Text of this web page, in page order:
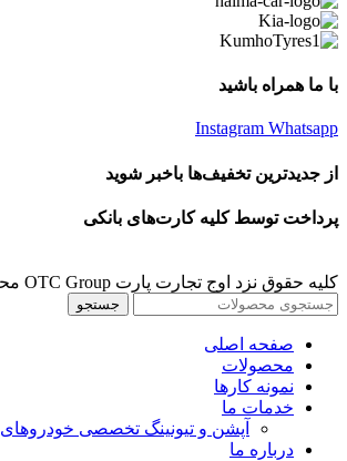
با ما همراه باشید
Instagram Whatsapp
از جدیدترین تخفیف‌ها باخبر شوید
پرداخت توسط کلیه کارت‌های بانکی
کلیه حقوق نزد اوج تجارت پارت OTC Group محفوظ است.
جستجو
صفحه اصلی
محصولات
نمونه کارها
خدمات ما
آپشن و تیونینگ تخصصی خودروهای KMC
درباره ما